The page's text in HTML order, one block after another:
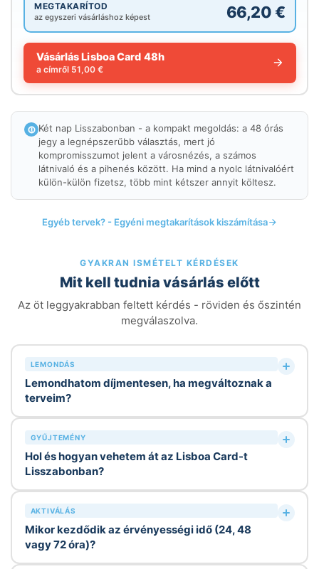
MEGTAKARÍTOD
az egyszeri vásárláshoz képest 66,20 €
Vásárlás Lisboa Card 48h
a címről 51,00 €
Két nap Lisszabonban - a kompakt megoldás: a 48 órás
jegy a legnépszerűbb választás, mert jó
kompromisszumot jelent a városnézés, a számos
látnivaló és a pihenés között. Ha mind a nyolc látnivalóért
külön-külön fizetsz, több mint kétszer annyit költesz.
Egyéb tervek? - Egyéni megtakarítások kiszámítása
GYAKRAN ISMÉTELT KÉRDÉSEK
Mit kell tudnia vásárlás előtt
Az öt leggyakrabban feltett kérdés - röviden és őszintén
megválaszolva.
LEMONDÁS
Lemondhatom díjmentesen, ha megváltoznak a
terveim?
GYŰJTEMÉNY
Hol és hogyan vehetem át az Lisboa Card-t
Lisszabonban?
AKTIVÁLÁS
Mikor kezdődik az érvényességi idő (24, 48
vagy 72 óra)?